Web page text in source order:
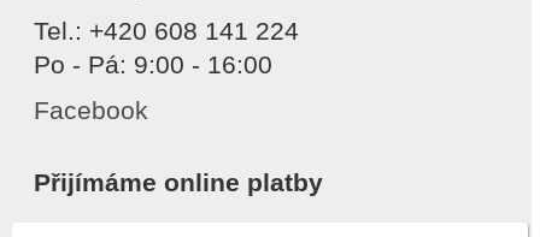
Tel.: +420 608 141 224
Po - Pá: 9:00 - 16:00
Facebook
Přijímáme online platby